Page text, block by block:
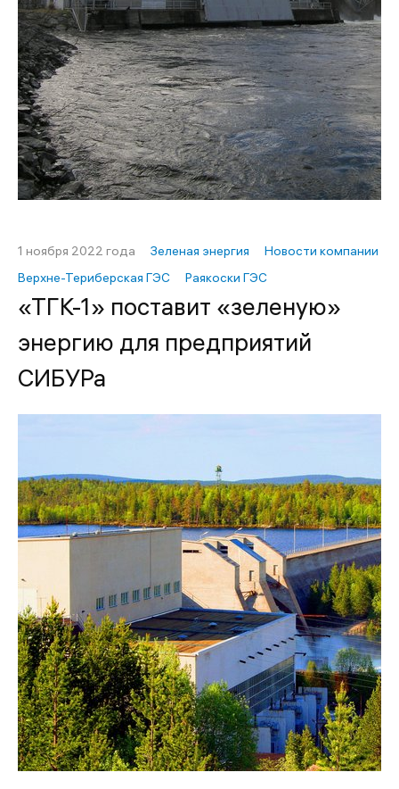
1 ноября 2022 года Зеленая энергия
Новости компании
Верхне-Териберская ГЭС
Раякоски ГЭС
«ТГК-1» поставит «зеленую»
энергию для предприятий
СИБУРа